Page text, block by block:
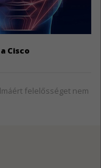
Cisco
felelősséget nem